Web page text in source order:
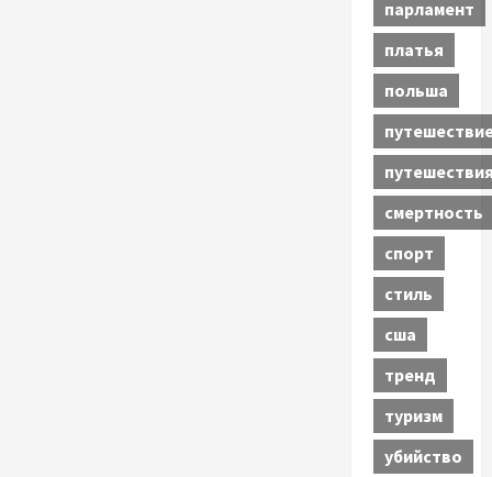
парламент
платья
польша
смертность
спорт
стиль
сша
тренд
туризм
убийство